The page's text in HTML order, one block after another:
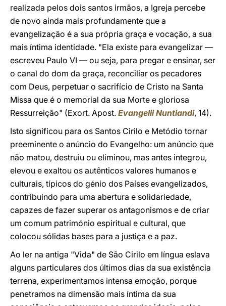
realizada pelos dois santos irmãos, a Igreja percebe
de novo ainda mais profundamente que a
evangelização é a sua própria graça e vocação, a sua
mais íntima identidade. "Ela existe para evangelizar —
escreveu Paulo VI — ou seja, para pregar e ensinar, ser
o canal do dom da graça, reconciliar os pecadores
com Deus, perpetuar o sacrifício de Cristo na Santa
Missa que é o memorial da sua Morte e gloriosa
Ressurreição" (Exort. Apost. Evangelii Nuntiandi, 14).
Isto significou para os Santos Cirilo e Metódio tornar
preeminente o anúncio do Evangelho: um anúncio que
não matou, destruiu ou eliminou, mas antes integrou,
elevou e exaltou os autênticos valores humanos e
culturais, típicos do génio dos Países evangelizados,
contribuindo para uma abertura e solidariedade,
capazes de fazer superar os antagonismos e de criar
um comum património espiritual e cultural, que
colocou sólidas bases para a justiça e a paz.
Ao ler na antiga "Vida" de São Cirilo em língua eslava
alguns particulares dos últimos dias da sua existência
terrena, experimentamos intensa emoção, porque
penetramos na dimensão mais íntima da sua